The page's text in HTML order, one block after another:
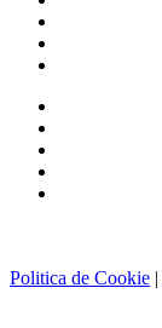
Politica de Cookie |